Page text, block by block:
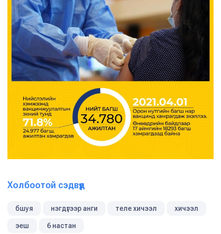
Холбоотой сэдвүүд
бшуя нэгдүгээр анги теле хичээл хичээл
эеш 6 настан